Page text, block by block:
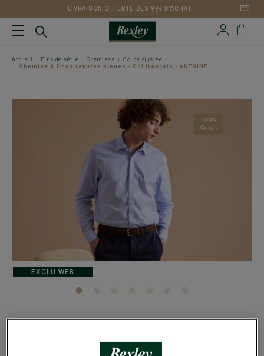
LIVRAISON OFFERTE DÈS 99€ D'ACHAT
Accueil Fins de série Chemises
Coupe ajustée
Chemise à fines rayures bleues - Col français - ANTOINE
Chemise à fines rayures bleues - Col français -
EXCLU WEB